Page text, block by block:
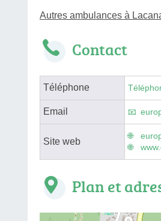
Autres ambulances à
Contact
Téléphone
Email
Site web
Plan et